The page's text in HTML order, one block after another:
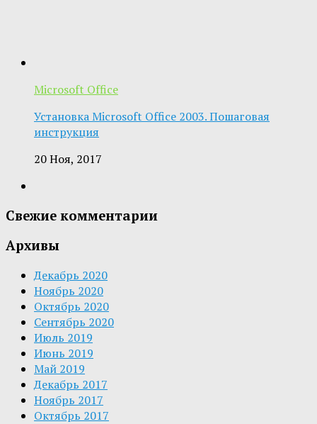
Microsoft Office
Установка Microsoft Office 2003. Пошаговая
инструкция
20 Ноя, 2017
Свежие комментарии
Архивы
Декабрь 2020
Ноябрь 2020
Октябрь 2020
Сентябрь 2020
Июль 2019
Июнь 2019
Май 2019
Декабрь 2017
Ноябрь 2017
Октябрь 2017